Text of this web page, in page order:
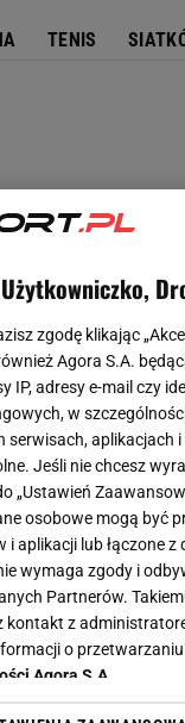
TENIS
bramkarze, czyli kronika
zgodę klikając
Agora S.A.
IP, adresy e-mail czy
w
serwisach, aplikacjach
Jeśli nie chcesz
„Ustawień
osobowe mogą być
i aplikacji lub łączone
wymaga zgody i
Partnerów.
kontakt z
o
Agora S.A.